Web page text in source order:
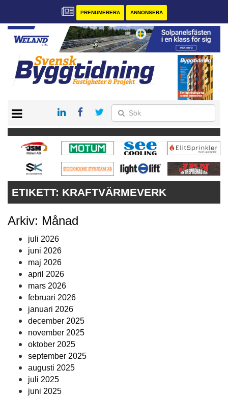
PRENUMERERA ANNONSERA
PRENUMERERA
VÅRA ANDRA MAGASIN
ANNONSERA
ETIKETT: KRAFTVÄRMEVERK
Arkiv: Månad
juli 2026
juni 2026
maj 2026
april 2026
mars 2026
februari 2026
januari 2026
december 2025
november 2025
oktober 2025
september 2025
augusti 2025
juli 2025
juni 2025